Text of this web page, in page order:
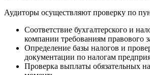
Аудиторы осуществляют проверку по
Соответствие бухгалтерского и
компании требованиям правового
Определение базы налогов и
документации по налогам
Проверка выплаты обязательных